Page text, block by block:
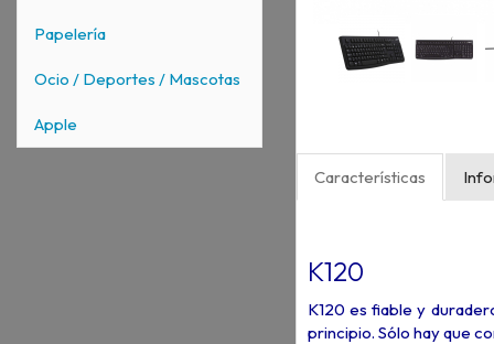
Papelería
Ocio / Deportes / Mascotas
Apple
Características
K120
K120 es fiable y
principio. Sólo hay que